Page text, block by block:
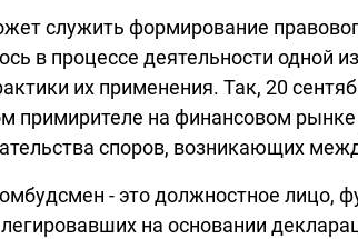
служить формирование
в процессе деятельности одной
их применения. Так, 20
примирителе на финансовом
споров, возникающих
- это должностное лицо,
на основании